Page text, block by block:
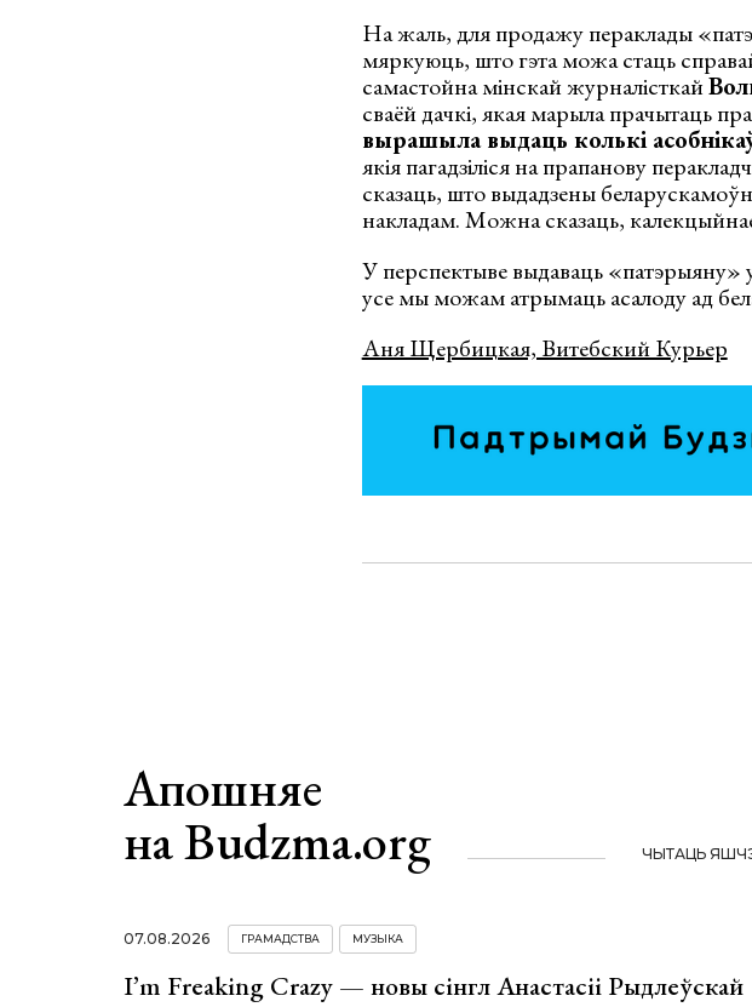
На жаль, для продажу пераклады
мяркуюць, што гэта можа стаць
самастойна мінскай журналісткай
сваёй дачкі, якая марыла прачытаць
вырашыла выдаць колькі
якія пагадзіліся на прапанову
сказаць, што выдадзены
накладам. Можна сказаць,
У перспектыве выдаваць
усе мы можам атрымаць асалоду ад
Аня Щербицкая, Витебский Курьер
Апошняе
на Budzma.org
ЧЫТАЦЬ
07.08.2026 ГРАМАДСТВА МУЗЫКА
I’m Freaking Crazy — новы сінгл Анастасіі Рыдлеўскай